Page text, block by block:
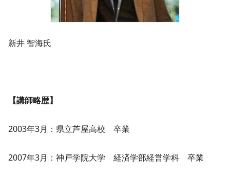
新井 智海氏
【講師略歴】
2003年3月：県立芦屋高校 卒業
2007年3月：神戸学院大学 経済学部経営学科 卒業